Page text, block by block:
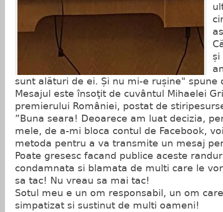
și
sunt alături de ei. Și nu mi-e rușine"
Mesajul este însoţit de cuvântul Mihaelei
premierului României, postat de
”Buna seara! Deoarece am luat decizia,
mele, de a-mi bloca contul de Facebook,
metoda pentru a va transmite un mesaj
Poate gresesc facand publice aceste
condamnata si blamata de multi care le
sa tac! Nu vreau sa mai tac!
Sotul meu e un om responsabil, un om
simpatizat si sustinut de multi oameni!